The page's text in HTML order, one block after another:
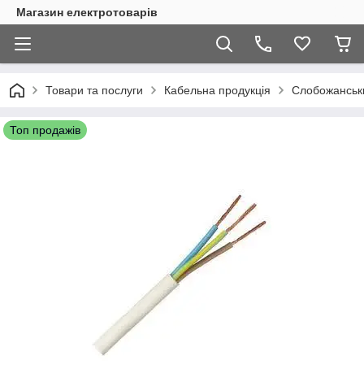
Магазин електротоварів
Товари та послуги Кабельна продукція
Топ продажів